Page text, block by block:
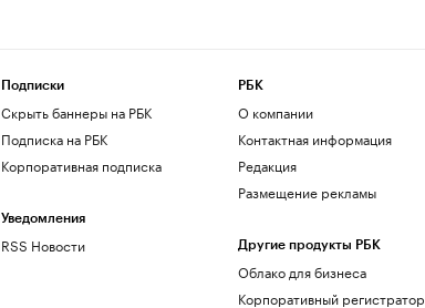
Подписки
Скрыть баннеры на РБК
Подписка на РБК
Корпоративная подписка
Уведомления
RSS Новости
РБК
О компании
Контактная информация
Редакция
Размещение рекламы
Другие продукты РБК
Облако для бизнеса
Корпоративный регистратор